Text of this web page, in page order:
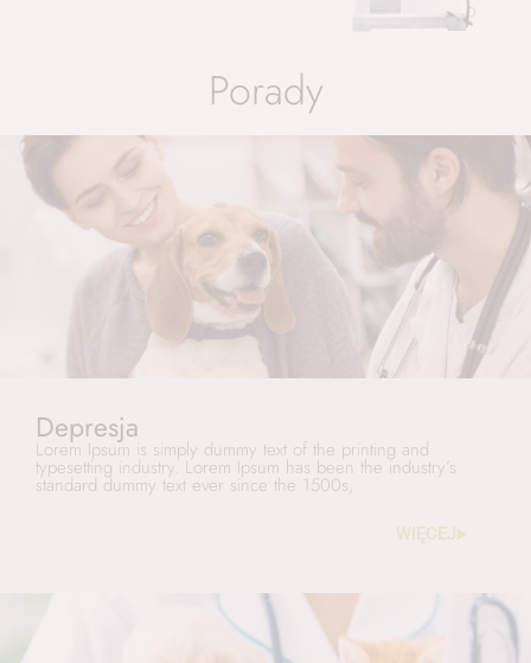
Porady
Depresja
Lorem Ipsum is simply dummy text of the printing and
typesetting industry. Lorem Ipsum has been the industry’s
standard dummy text ever since the 1500s,
WIĘCEJ